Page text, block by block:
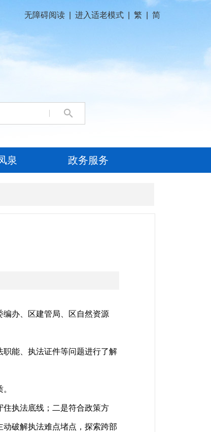
无障碍阅读 进入适老模式 繁 简
泉 政务服务
编办、区建管局、区自然资源
能、执法证件等问题进行了解
执法底线；二是符合政策方
破解执法难点堵点，探索跨部